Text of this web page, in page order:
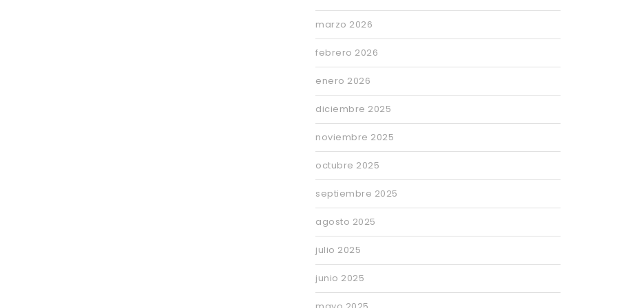
marzo 2026
febrero 2026
enero 2026
diciembre 2025
noviembre 2025
octubre 2025
septiembre 2025
agosto 2025
julio 2025
junio 2025